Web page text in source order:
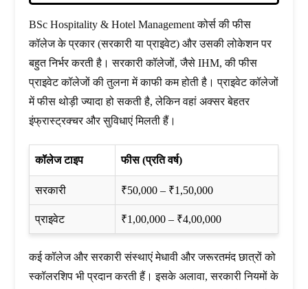
BSc Hospitality & Hotel Management कोर्स की फीस
कॉलेज के प्रकार (सरकारी या प्राइवेट) और उसकी लोकेशन पर
बहुत निर्भर करती है। सरकारी कॉलेजों, जैसे IHM, की फीस
प्राइवेट कॉलेजों की तुलना में काफी कम होती है। प्राइवेट कॉलेजों
में फीस थोड़ी ज्यादा हो सकती है, लेकिन वहां अक्सर बेहतर
इंफ्रास्ट्रक्चर और सुविधाएं मिलती हैं।
कॉलेज टाइप फीस (प्रति वर्ष)
सरकारी ₹50,000 – ₹1,50,000
प्राइवेट ₹1,00,000 – ₹4,00,000
कई कॉलेज और सरकारी संस्थाएं मेधावी और जरूरतमंद छात्रों को
स्कॉलरशिप भी प्रदान करती हैं। इसके अलावा, सरकारी नियमों के